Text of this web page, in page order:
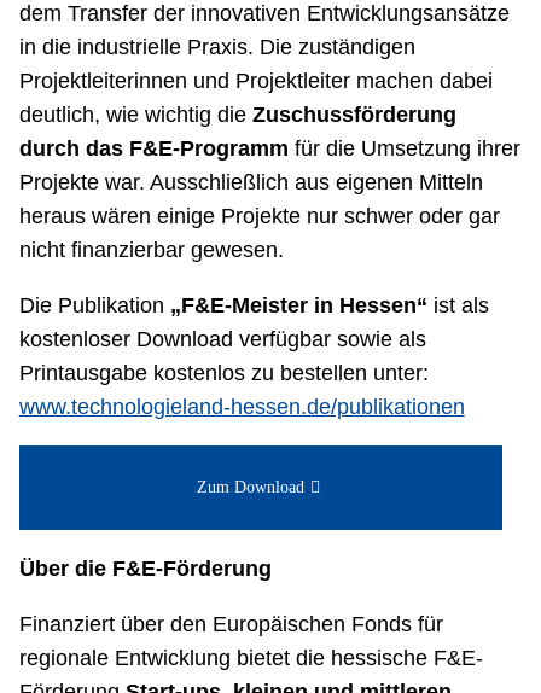
dem Transfer der innovativen Entwicklungsansätze
in die industrielle Praxis. Die zuständigen
Projektleiterinnen und Projektleiter machen dabei
deutlich, wie wichtig die Zuschussförderung
durch das F&E-Programm für die Umsetzung ihrer
Projekte war. Ausschließlich aus eigenen Mitteln
heraus wären einige Projekte nur schwer oder gar
nicht finanzierbar gewesen.
Die Publikation „F&E-Meister in Hessen“ ist als
kostenloser Download verfügbar sowie als
Printausgabe kostenlos zu bestellen unter:
www.technologieland-hessen.de/publikationen
Zum Download
Über die F&E-Förderung
Finanziert über den Europäischen Fonds für
regionale Entwicklung bietet die hessische F&E-